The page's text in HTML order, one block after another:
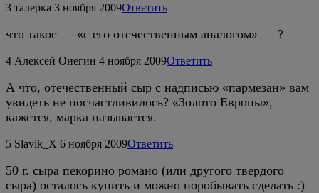
3 талерка 3 ноября 2009Ответить
что такое — «с его отечественным аналогом» — ?
4 Алексей Онегин 4 ноября 2009Ответить
А что, отечественный сыр с надписью «пармезан» вам
увидеть не посчастливилось? «Золото Европы»,
кажется, марка называется.
5 Slavik_X 6 ноября 2009Ответить
50 г. сыра пекорино романо (или другого твердого
сыра) осталось купить и можно поробывать сделать :)